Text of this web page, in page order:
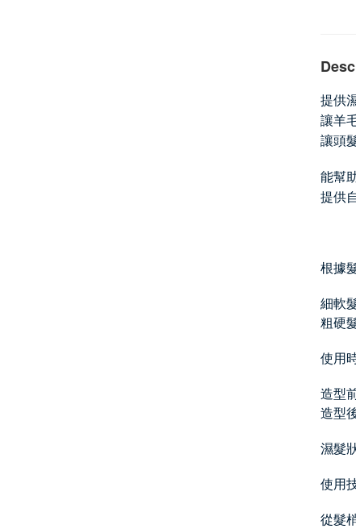
提供
讓羊
讓頭
能幫
提供
根據
細軟
粗硬
使用
造型
造型
濕髮
使用
從髮